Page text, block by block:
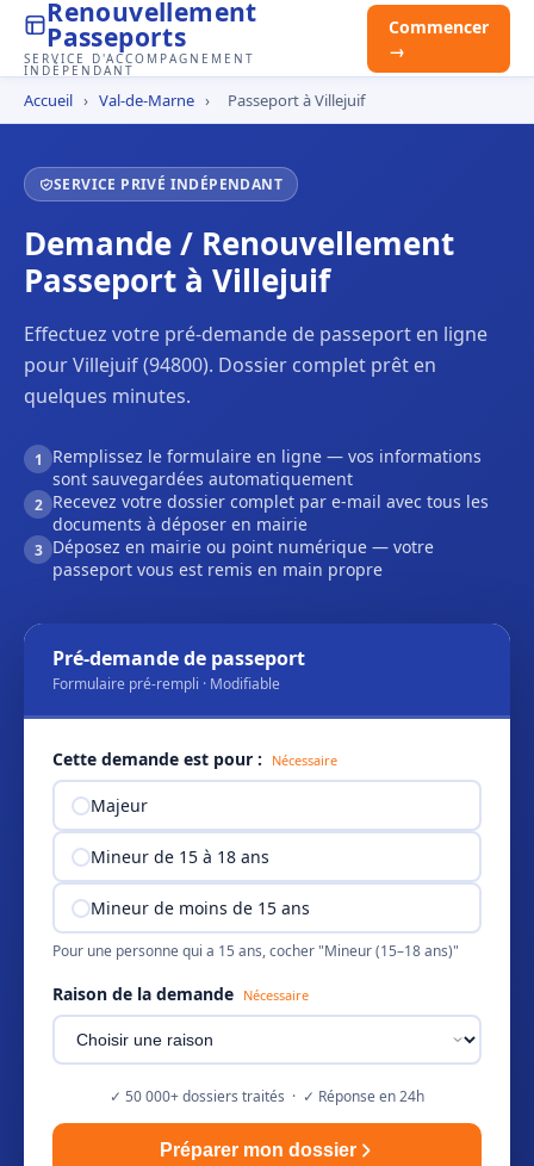
Renouvellement
Passeports
SERVICE D'ACCOMPAGNEMENT
INDÉPENDANT
Commencer
→
Accueil › Val-de-Marne › Passeport à Villejuif
SERVICE PRIVÉ INDÉPENDANT
Demande / Renouvellement
Passeport à Villejuif
Effectuez votre pré-demande de passeport en ligne
pour Villejuif (94800). Dossier complet prêt en
quelques minutes.
1
Remplissez le formulaire en ligne — vos informations
sont sauvegardées automatiquement
2 Recevez votre dossier complet par e-mail avec tous les
documents à déposer en mairie
3 Déposez en mairie ou point numérique — votre
passeport vous est remis en main propre
Pré-demande de passeport
Formulaire pré-rempli · Modifiable
Cette demande est pour : Nécessaire
Majeur
Mineur de 15 à 18 ans
Mineur de moins de 15 ans
Pour une personne qui a 15 ans, cocher "Mineur (15–18 ans)"
Raison de la demande Nécessaire
✓ 50 000+ dossiers traités · ✓ Réponse en 24h
Préparer mon dossier